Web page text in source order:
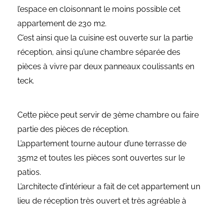
l’espace en cloisonnant le moins possible cet
appartement de 230 m2.
C’est ainsi que la cuisine est ouverte sur la partie
réception, ainsi qu’une chambre séparée des
pièces à vivre par deux panneaux coulissants en
teck.
Cette pièce peut servir de 3ème chambre ou faire
partie des pièces de réception.
L’appartement tourne autour d’une terrasse de
35m2 et toutes les pièces sont ouvertes sur le
patios.
L’architecte d’intérieur a fait de cet appartement un
lieu de réception très ouvert et très agréable à